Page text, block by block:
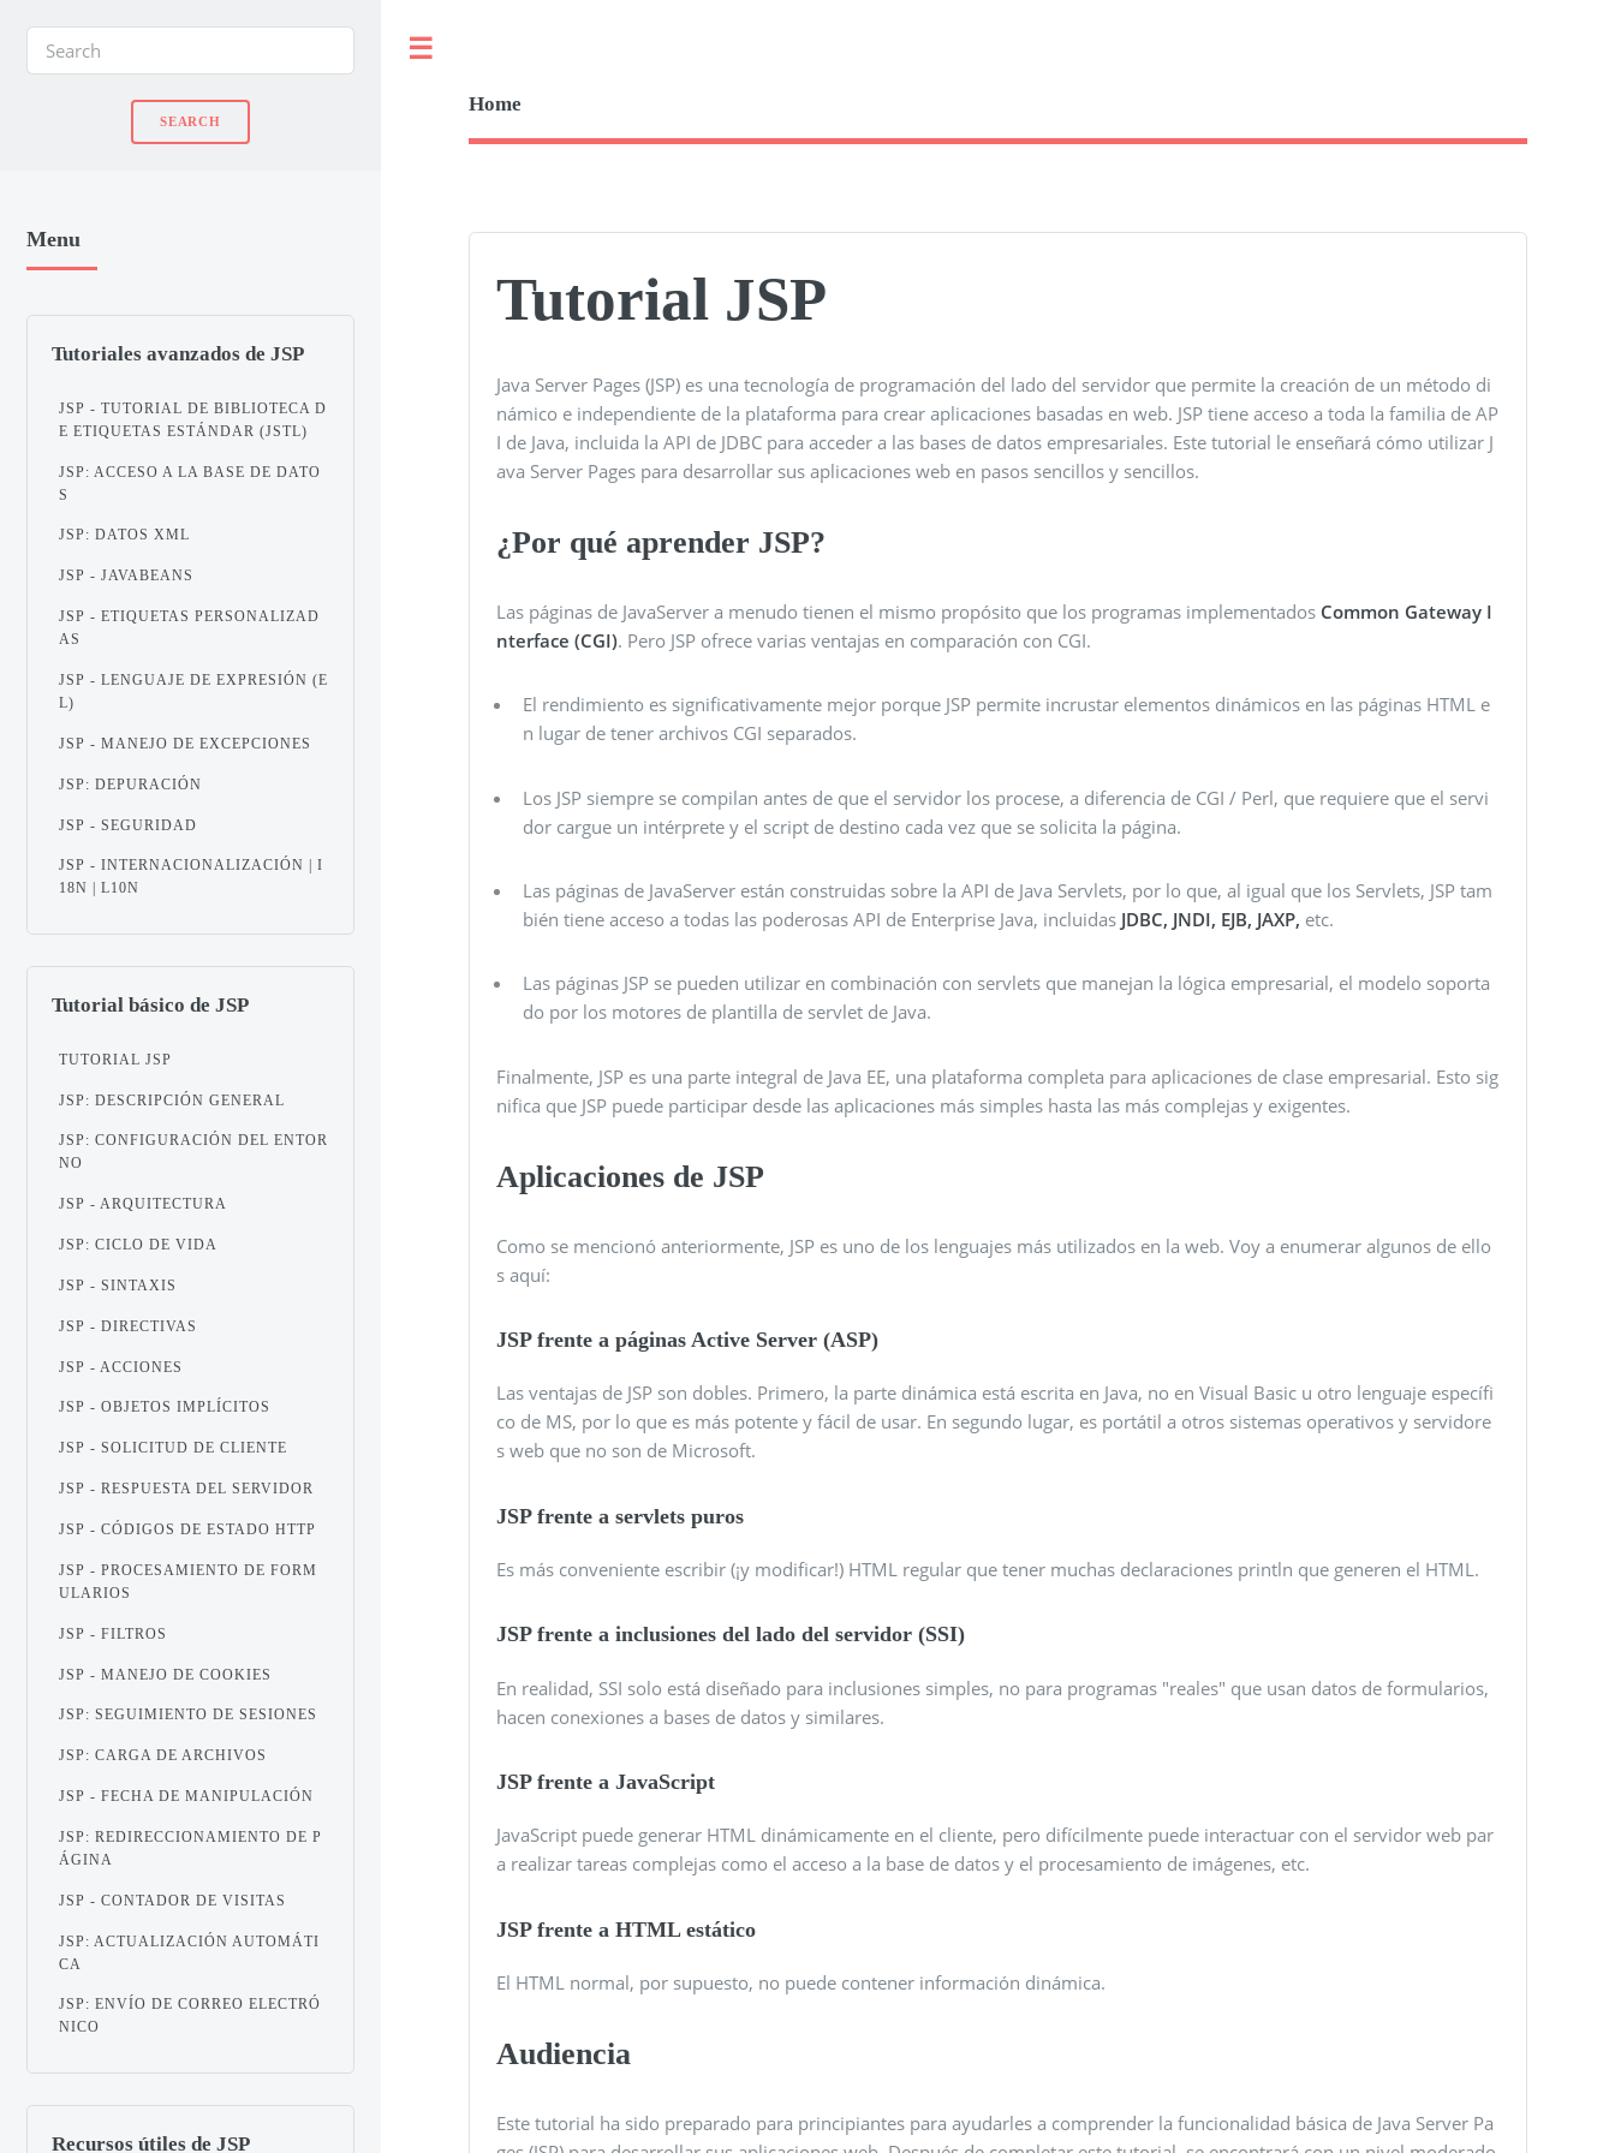
Home
Tutorial JSP
Java Server Pages (JSP) es una tecnología de programación del lado del servidor que permite la creación de un método di
námico e independiente de la plataforma para crear aplicaciones basadas en web. JSP tiene acceso a toda la familia de AP
I de Java, incluida la API de JDBC para acceder a las bases de datos empresariales. Este tutorial le enseñará cómo utilizar J
ava Server Pages para desarrollar sus aplicaciones web en pasos sencillos y sencillos.
¿Por qué aprender JSP?
Las páginas de JavaServer a menudo tienen el mismo propósito que los programas implementados Common Gateway I
nterface (CGI). Pero JSP ofrece varias ventajas en comparación con CGI.
El rendimiento es significativamente mejor porque JSP permite incrustar elementos dinámicos en las páginas HTML e
n lugar de tener archivos CGI separados.
Los JSP siempre se compilan antes de que el servidor los procese, a diferencia de CGI / Perl, que requiere que el servi
dor cargue un intérprete y el script de destino cada vez que se solicita la página.
Las páginas de JavaServer están construidas sobre la API de Java Servlets, por lo que, al igual que los Servlets, JSP tam
bién tiene acceso a todas las poderosas API de Enterprise Java, incluidas JDBC, JNDI, EJB, JAXP, etc.
Las páginas JSP se pueden utilizar en combinación con servlets que manejan la lógica empresarial, el modelo soporta
do por los motores de plantilla de servlet de Java.
Finalmente, JSP es una parte integral de Java EE, una plataforma completa para aplicaciones de clase empresarial. Esto sig
nifica que JSP puede participar desde las aplicaciones más simples hasta las más complejas y exigentes.
Aplicaciones de JSP
Como se mencionó anteriormente, JSP es uno de los lenguajes más utilizados en la web. Voy a enumerar algunos de ello
s aquí:
JSP frente a páginas Active Server (ASP)
Las ventajas de JSP son dobles. Primero, la parte dinámica está escrita en Java, no en Visual Basic u otro lenguaje específi
co de MS, por lo que es más potente y fácil de usar. En segundo lugar, es portátil a otros sistemas operativos y servidore
s web que no son de Microsoft.
JSP frente a servlets puros
Es más conveniente escribir (¡y modificar!) HTML regular que tener muchas declaraciones println que generen el HTML.
JSP frente a inclusiones del lado del servidor (SSI)
En realidad, SSI solo está diseñado para inclusiones simples, no para programas "reales" que usan datos de formularios,
hacen conexiones a bases de datos y similares.
JSP frente a JavaScript
JavaScript puede generar HTML dinámicamente en el cliente, pero difícilmente puede interactuar con el servidor web par
a realizar tareas complejas como el acceso a la base de datos y el procesamiento de imágenes, etc.
JSP frente a HTML estático
El HTML normal, por supuesto, no puede contener información dinámica.
Audiencia
Este tutorial ha sido preparado para principiantes para ayudarles a comprender la funcionalidad básica de Java Server Pa
Menu
Tutoriales avanzados de JSP
JSP - TUTORIAL DE BIBLIOTECA D
E ETIQUETAS ESTÁNDAR (JSTL)
JSP: ACCESO A LA BASE DE DATO
S
JSP: DATOS XML
JSP - JAVABEANS
JSP - ETIQUETAS PERSONALIZAD
AS
JSP - LENGUAJE DE EXPRESIÓN (E
L)
JSP - MANEJO DE EXCEPCIONES
JSP: DEPURACIÓN
JSP - SEGURIDAD
JSP - INTERNACIONALIZACIÓN | I
18N | L10N
Tutorial básico de JSP
TUTORIAL JSP
JSP: DESCRIPCIÓN GENERAL
JSP: CONFIGURACIÓN DEL ENTOR
NO
JSP - ARQUITECTURA
JSP: CICLO DE VIDA
JSP - SINTAXIS
JSP - DIRECTIVAS
JSP - ACCIONES
JSP - OBJETOS IMPLÍCITOS
JSP - SOLICITUD DE CLIENTE
JSP - RESPUESTA DEL SERVIDOR
JSP - CÓDIGOS DE ESTADO HTTP
JSP - PROCESAMIENTO DE FORM
ULARIOS
JSP - FILTROS
JSP - MANEJO DE COOKIES
JSP: SEGUIMIENTO DE SESIONES
JSP: CARGA DE ARCHIVOS
JSP - FECHA DE MANIPULACIÓN
JSP: REDIRECCIONAMIENTO DE P
ÁGINA
JSP - CONTADOR DE VISITAS
JSP: ACTUALIZACIÓN AUTOMÁTI
CA
JSP: ENVÍO DE CORREO ELECTRÓ
NICO
Recursos útiles de JSP